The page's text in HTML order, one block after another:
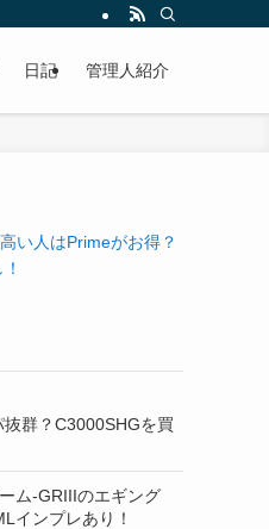
日記 管理人紹介
い人はPrimeがお得？
群？C3000SHGを買
ム-GRIIIのエギング
インプレあり！